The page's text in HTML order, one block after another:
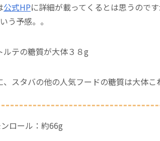
公式HPに詳細が載ってくるとは思うので
う予感。。
テの糖質が大体３８g
、スタバの他の人気フードの糖質は大体こ
ロール：約66g